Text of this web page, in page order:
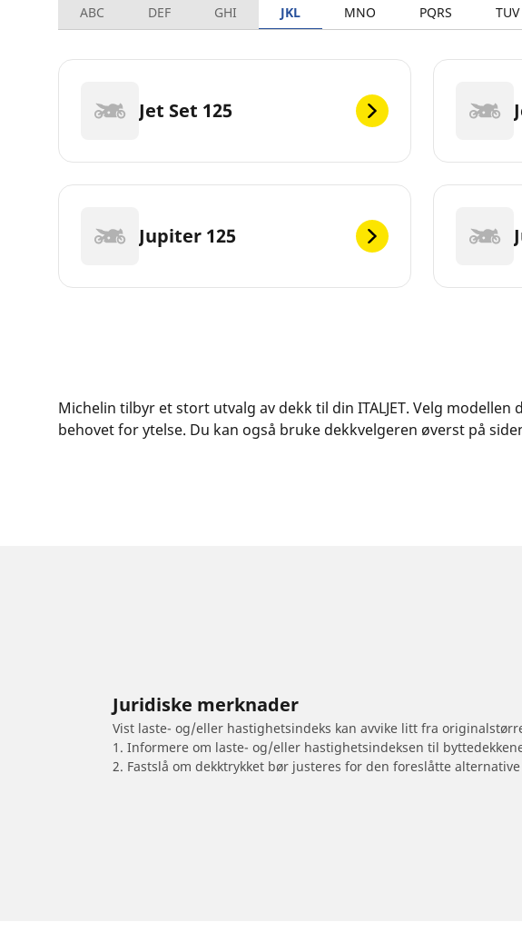
ABC DEF GHI JKL MNO PQRS TUV
Jet Set 125
Jupiter 125
Michelin tilbyr et stort utvalg av dekk til din ITALJET. Velg
behovet for ytelse. Du kan også bruke dekkvelgeren øverst på
Juridiske merknader
Vist laste- og/eller hastighetsindeks kan avvike litt fra
1. Informere om laste- og/eller hastighetsindeksen til
2. Fastslå om dekktrykket bør justeres for den foreslåtte